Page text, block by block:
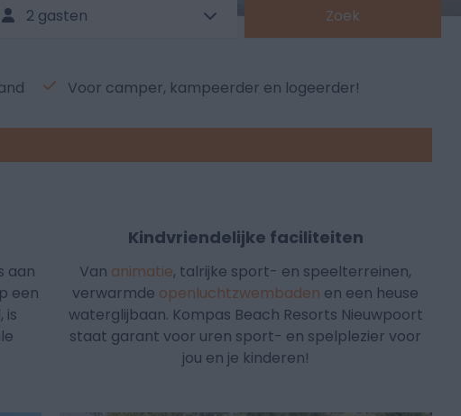
2 gasten
Zoek
Voor camper, kampeerder en logeerder!
aan
een
is
Kindvriendelijke faciliteiten
Van animatie, talrijke sport- en speelterreinen,
verwarmde openluchtzwembaden en een heuse
waterglijbaan. Kompas Beach Resorts Nieuwpoort
staat garant voor uren sport- en spelplezier voor
jou en je kinderen!